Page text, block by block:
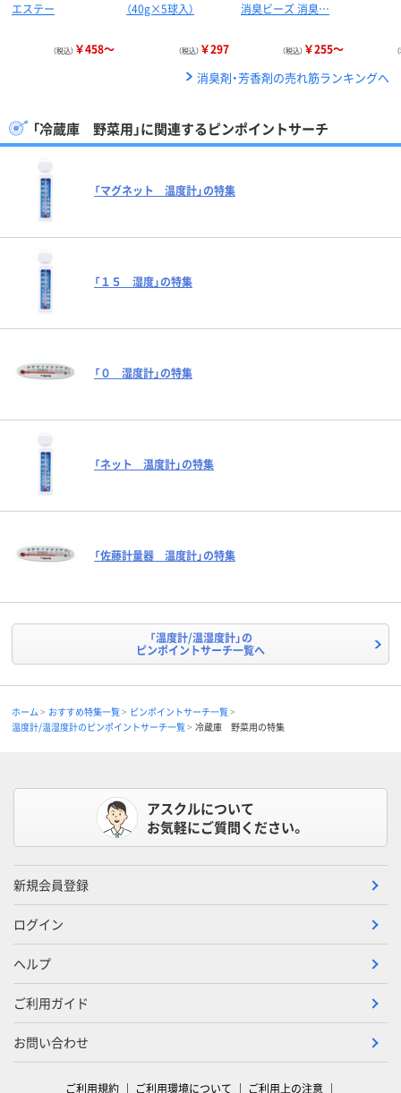
エステー
（税込） ￥458～
（40g×5球入）
（税込） ￥297
消臭ビーズ 消臭…
（税込） ￥255～
消臭剤・芳香剤の売れ筋ランキングへ
「冷蔵庫 野菜用」に関連するピンポイントサーチ
「マグネット 温度計」の特集
「１５ 湿度」の特集
「０ 湿度計」の特集
「ネット 温度計」の特集
「佐藤計量器 温度計」の特集
「温度計/温湿度計」の
ピンポイントサーチ一覧へ
ホーム おすすめ特集一覧
ピンポイントサーチ一覧
温度計/温湿度計のピンポイントサーチ一覧
冷蔵庫 野菜用の特集
アスクルについて
お気軽にご質問ください。
新規会員登録
ログイン
ヘルプ
ご利用ガイド
お問い合わせ
ご利用規約 ご利用環境について ご利用上の注意